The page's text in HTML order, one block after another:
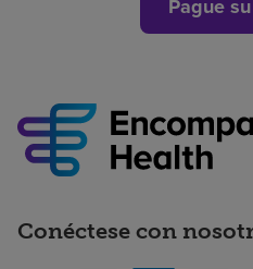
Pague
Conéctese con